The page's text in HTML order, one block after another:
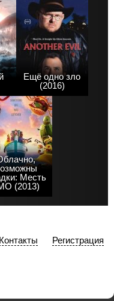
Ещё одно зло
(2016)
Месть
(2013)
Контакты Регистрация